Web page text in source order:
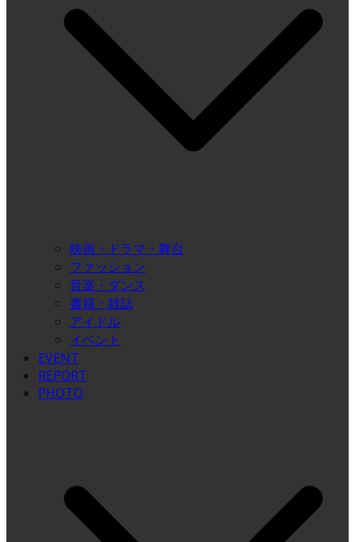
映画・ドラマ・舞台
ファッション
音楽・ダンス
書籍・雑誌
アイドル
イベント
EVENT
REPORT
PHOTO